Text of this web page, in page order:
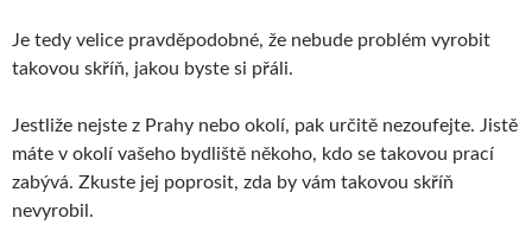
Je tedy velice pravděpodobné, že nebude problém vyrobit
takovou skříň, jakou byste si přáli.
Jestliže nejste z Prahy nebo okolí, pak určitě nezoufejte. Jistě
máte v okolí vašeho bydliště někoho, kdo se takovou prací
zabývá. Zkuste jej poprosit, zda by vám takovou skříň
nevyrobil.